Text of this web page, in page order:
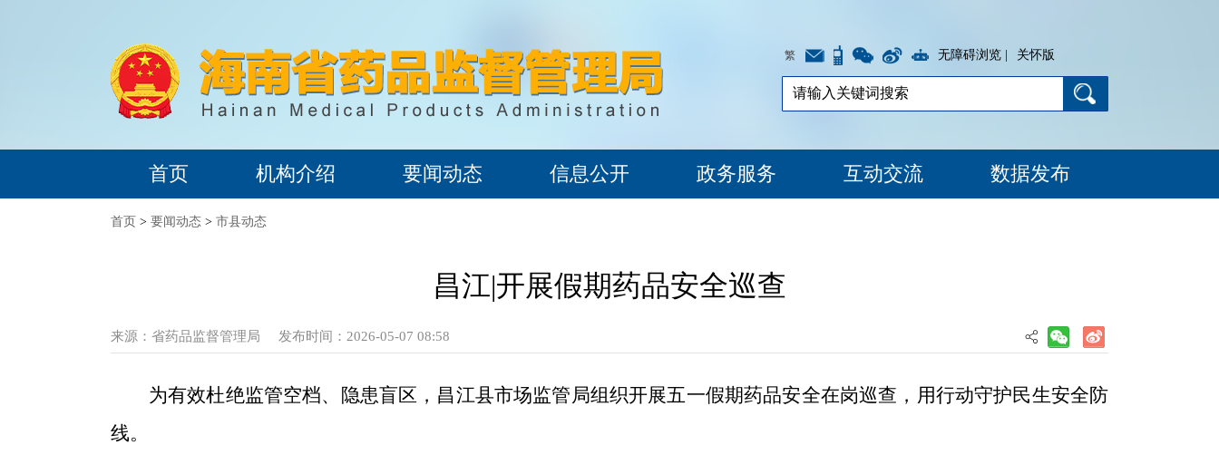
繁 无障碍浏览 | 关怀版
首页 机构介绍 要闻动态 信息公开 政务服务 互动交流 数据发布
首页 > 要闻动态 > 市县动态
昌江|开展假期药品安全巡查
来源： 省药品监督管理局 发布时间：2026-05-07 08:58
为有效杜绝监管空档、隐患盲区， 昌江县市场监管局组织开展五一假期药品安全在岗巡查 ，用行动守护民生安全防
线。